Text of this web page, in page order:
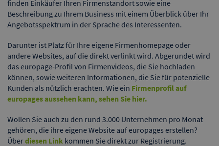
finden Einkäufer Ihren Firmenstandort sowie eine
Beschreibung zu Ihrem Business mit einem Überblick über Ihr
Angebotsspektrum in der Sprache des Interessenten.
Darunter ist Platz für Ihre eigene Firmenhomepage oder
andere Websites, auf die direkt verlinkt wird. Abgerundet wird
das europage-Profil von Firmenvideos, die Sie hochladen
können, sowie weiteren Informationen, die Sie für potenzielle
Kunden als nützlich erachten. Wie ein Firmenprofil auf
europages aussehen kann, sehen Sie hier.
Wollen Sie auch zu den rund 3.000 Unternehmen pro Monat
gehören, die ihre eigene Website auf europages erstellen?
Überdiesen Link kommen Sie direkt zur Registrierung.